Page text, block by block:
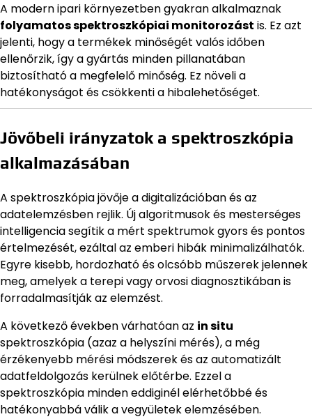
A modern ipari környezetben gyakran alkalmaznak
folyamatos spektroszkópiai monitorozást is. Ez azt
jelenti, hogy a termékek minőségét valós időben
ellenőrzik, így a gyártás minden pillanatában
biztosítható a megfelelő minőség. Ez növeli a
hatékonyságot és csökkenti a hibalehetőséget.
Jövőbeli irányzatok a spektroszkópia
alkalmazásában
A spektroszkópia jövője a digitalizációban és az
adatelemzésben rejlik. Új algoritmusok és mesterséges
intelligencia segítik a mért spektrumok gyors és pontos
értelmezését, ezáltal az emberi hibák minimalizálhatók.
Egyre kisebb, hordozható és olcsóbb műszerek jelennek
meg, amelyek a terepi vagy orvosi diagnosztikában is
forradalmasítják az elemzést.
A következő években várhatóan az in situ
spektroszkópia (azaz a helyszíni mérés), a még
érzékenyebb mérési módszerek és az automatizált
adatfeldolgozás kerülnek előtérbe. Ezzel a
spektroszkópia minden eddiginél elérhetőbbé és
hatékonyabbá válik a vegyületek elemzésében.